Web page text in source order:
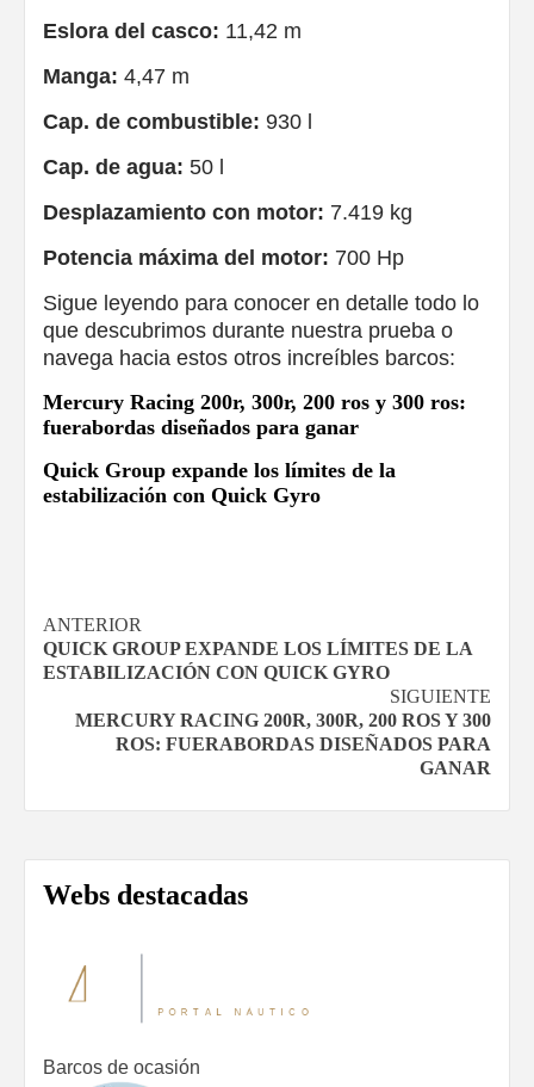
Eslora del casco: 11,42 m
Manga: 4,47 m
Cap. de combustible: 930 l
Cap. de agua: 50 l
Desplazamiento con motor: 7.419 kg
Potencia máxima del motor: 700 Hp
Sigue leyendo para conocer en detalle todo lo
que descubrimos durante nuestra prueba o
navega hacia estos otros increíbles barcos:
Mercury Racing 200r, 300r, 200 ros y 300 ros:
fuerabordas diseñados para ganar
Quick Group expande los límites de la
estabilización con Quick Gyro
Navegación
de
entradas
ANTERIOR
QUICK GROUP EXPANDE LOS LÍMITES DE LA
ESTABILIZACIÓN CON QUICK GYRO
SIGUIENTE
MERCURY RACING 200R, 300R, 200 ROS Y 300
ROS: FUERABORDAS DISEÑADOS PARA
GANAR
Webs destacadas
Barcos de ocasión